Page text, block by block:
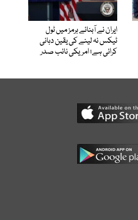
ایران نے آبنائے ہرمز میں ٹول
ٹیکس نہ لینے کی یقین دہانی
کرائی ہے؛ امریکی نائب صدر